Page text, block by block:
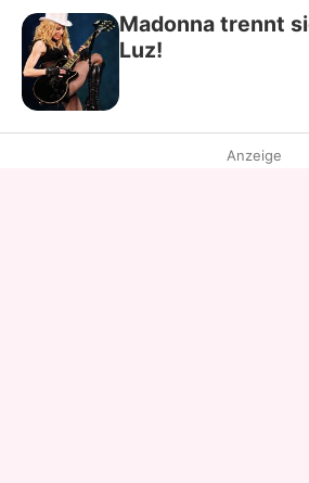
Madonna trennt
Luz!
Anzeige